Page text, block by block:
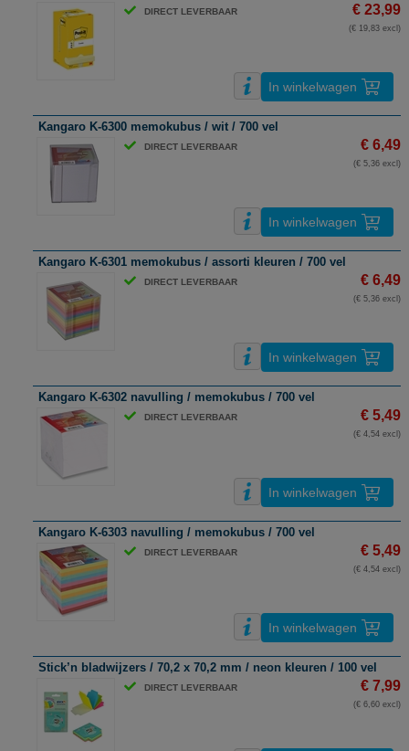
DIRECT LEVERBAAR € 23,99
(€ 19,83 excl)
In winkelwagen
Kangaro K-6300 memokubus / wit / 700 vel
DIRECT LEVERBAAR € 6,49
(€ 5,36 excl)
In winkelwagen
Kangaro K-6301 memokubus / assorti kleuren / 700 vel
DIRECT LEVERBAAR € 6,49
(€ 5,36 excl)
In winkelwagen
Kangaro K-6302 navulling / memokubus / 700 vel
DIRECT LEVERBAAR € 5,49
(€ 4,54 excl)
In winkelwagen
Kangaro K-6303 navulling / memokubus / 700 vel
DIRECT LEVERBAAR € 5,49
(€ 4,54 excl)
In winkelwagen
Stick’n bladwijzers / 70,2 x 70,2 mm / neon kleuren / 100 vel
DIRECT LEVERBAAR € 7,99
(€ 6,60 excl)